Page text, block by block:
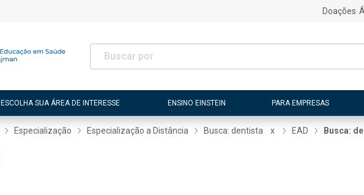
Doações
ESCOLHA SUA ÁREA DE INTERESSE ENSINO EINSTEIN PARA EMPRESAS
Especialização Especialização a Distância Busca: dentista x EAD Busca: